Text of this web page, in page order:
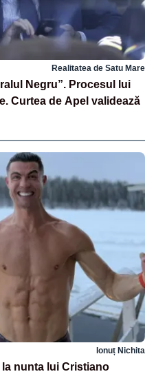
Realitatea de Satu Mare
Negru”. Procesul lui
Curtea de Apel validează
Ionuț Nichita
nunta lui Cristiano